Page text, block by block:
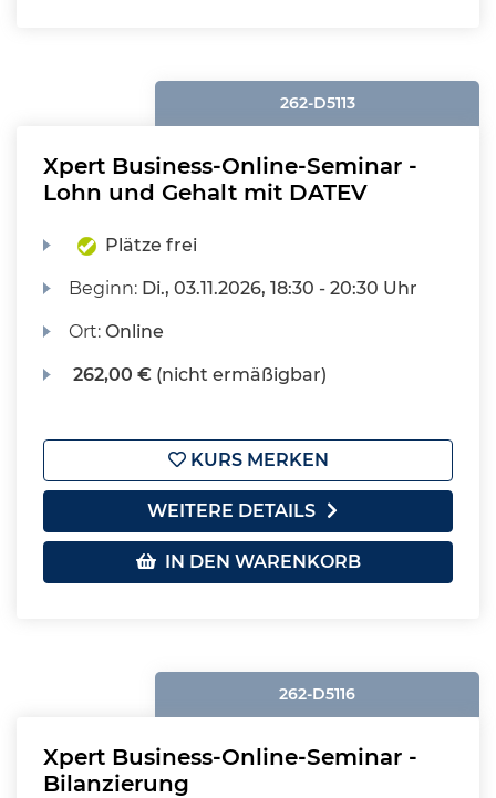
262-D5113
Xpert Business-Online-Seminar -
Lohn und Gehalt mit DATEV
Plätze frei
Beginn: Di., 03.11.2026, 18:30 - 20:30 Uhr
Ort:Online
262,00 € (nicht ermäßigbar)
KURS MERKEN
WEITERE DETAILS
IN DEN WARENKORB
262-D5116
Xpert Business-Online-Seminar -
Bilanzierung